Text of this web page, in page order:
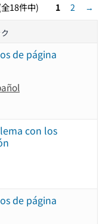
18件中) 1 2 →
de página
con los
de página